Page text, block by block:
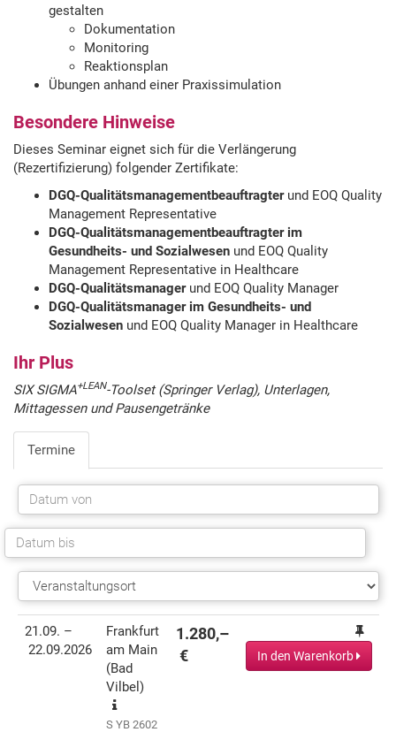
gestalten
Dokumentation
Monitoring
Reaktionsplan
Übungen anhand einer Praxissimulation
Besondere Hinweise
Dieses Seminar eignet sich für die Verlängerung
(Rezertifizierung) folgender Zertifikate:
DGQ-Qualitätsmanagementbeauftragterund EOQ Quality
Management Representative
DGQ-Qualitätsmanagementbeauftragter im
Gesundheits- und Sozialwesen und EOQ Quality
Management Representative in Healthcare
DGQ-Qualitätsmanagerund EOQ Quality Manager
DGQ-Qualitätsmanager im Gesundheits- und
Sozialwesen und EOQ Quality Manager in Healthcare
Ihr Plus
SIX SIGMA+LEAN-Toolset (Springer Verlag), Unterlagen,
Mittagessen und Pausengetränke
Termine
Termin(e) Informationen Preis
21.09. –
22.09.2026
Frankfurt
am Main
(Bad
Vilbel)
S YB 2602
1.280,–
€
In den Warenkorb